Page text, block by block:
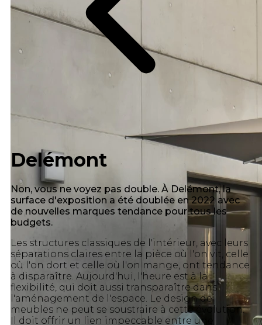
Delémont
Non, vous ne voyez pas double. À Delémont, la
surface d'exposition a été doublée en 2022 avec
de nouvelles marques tendance pour tous les
budgets.
Les structures classiques de l'intérieur, avec leurs
séparations claires entre la pièce où l'on vit, celle
où l'on dort et celle où l'on mange, ont tendance
à disparaître. Aujourd'hui, l'heure est à la
flexibilité, qui doit aussi transparaître dans
l'aménagement de l'espace. Le design de
meubles ne peut se soustraire à cette évolution.
Il doit offrir un lien impeccable entre une